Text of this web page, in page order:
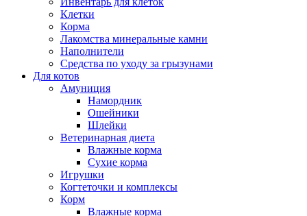
Клетки
Корма
Лакомства минеральные камни
Наполнители
Средства по уходу за грызунами
Для котов
Амуниция
Намордник
Ошейники
Шлейки
Ветеринарная диета
Влажные корма
Сухие корма
Игрушки
Когтеточки и комплексы
Корм
Влажные корма